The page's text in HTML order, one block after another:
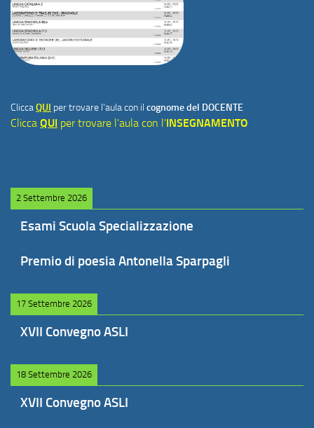
CliccaQUI per trovare l'aula con il cognome del DOCENTE
Clicca QUI per trovare l'aula con l'INSEGNAMENTO
2 Settembre 2026
Esami Scuola Specializzazione
Premio di poesia Antonella Sparpagli
17 Settembre 2026
XVII Convegno ASLI
18 Settembre 2026
XVII Convegno ASLI